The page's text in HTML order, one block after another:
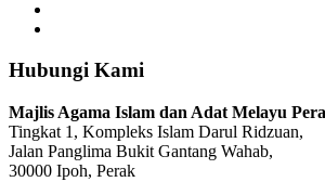
Hubungi Kami
Majlis Agama Islam dan Adat Melayu
Tingkat 1, Kompleks Islam Darul Ridzuan,
Jalan Panglima Bukit Gantang Wahab,
30000 Ipoh, Perak